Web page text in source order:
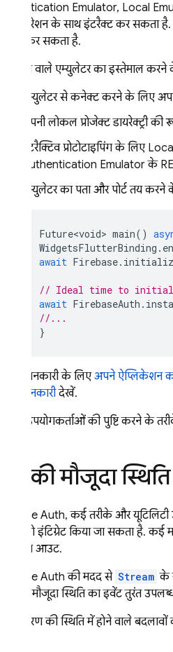
Authentication Emulator, Local
कॉन्फ़िगरेशन के साथ इंटरैक्ट कर सकता
इंटरैक्ट कर सकता है.
पुष्टि करने वाले एम्युलेटर का इस्तेमाल
एम्युलेटर से कनेक्ट करने के लिए,
अपनी लोकल प्रोजेक्ट डायरेक्ट्री की
इंटरैक्टिव प्रोटोटाइपिंग के लिए,
Authentication Emulator के
एम्युलेटर का पता और पोर्ट तय करने
Future<void> main()
WidgetsFlutterBinding .
await Firebase.
// Ideal time to
await FirebaseAuth .
//...
}
ज़्यादा जानकारी के लिए,अपने ऐप्लिकेशन
बारे में जानकारीदेखें.
अब हम उपयोगकर्ताओं की पुष्टि करने के
पुष्टि की मौजूदा
Firebase Auth, कई तरीके और
सुविधा को इंटिग्रेट किया जा सकता है.
हैं या लॉग आउट.
Firebase Auth की मदद से, Stream के
करने की मौजूदा स्थिति का इवेंट तुरंत
प्रमाणीकरण की स्थिति में होने वाले